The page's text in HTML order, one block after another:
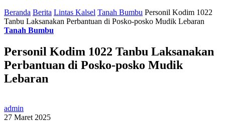
Beranda Berita Lintas Kalsel Tanah Bumbu Personil Kodim 1022
Tanbu Laksanakan Perbantuan di Posko-posko Mudik Lebaran
Tanah Bumbu
Personil Kodim 1022 Tanbu Laksanakan
Perbantuan di Posko-posko Mudik
Lebaran
admin
27 Maret 2025